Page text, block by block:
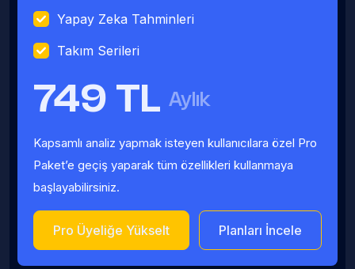
Yapay Zeka Tahminleri
Takım Serileri
749 TL Aylık
Kapsamlı analiz yapmak isteyen kullanıcılara özel Pro
Paket’e geçiş yaparak tüm özellikleri kullanmaya
başlayabilirsiniz.
Pro Üyeliğe Yükselt Planları İncele